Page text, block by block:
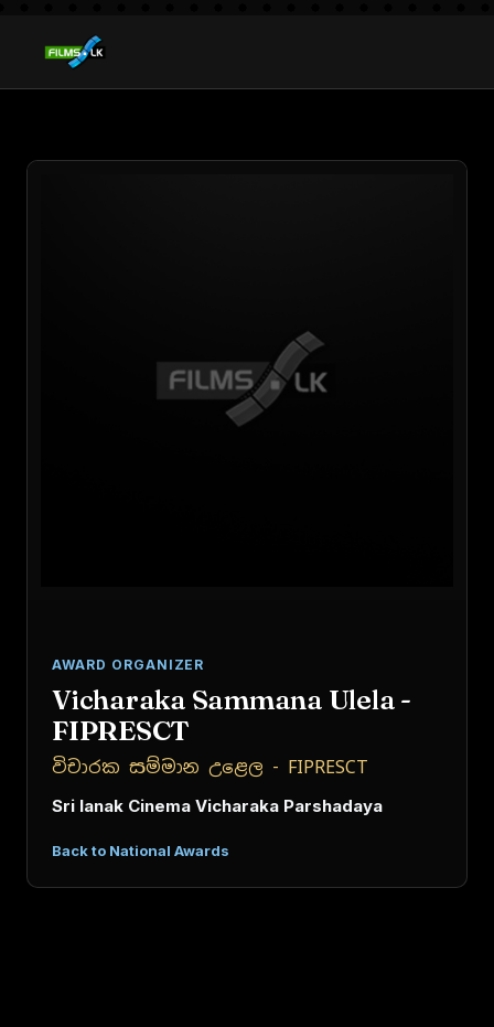
AWARD ORGANIZER
Vicharaka Sammana Ulela -
FIPRESCT
විචාරක සම්මාන උළෙල - FIPRESCT
Sri lanak Cinema Vicharaka Parshadaya
Back to National Awards